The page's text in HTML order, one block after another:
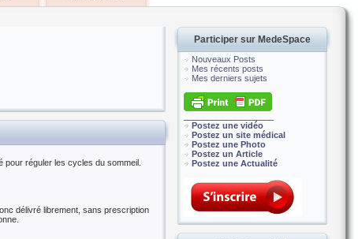
pour réguler les cycles du sommeil.
délivré librement, sans prescription
Participer sur MedeSpace
Nouveaux Posts
Mes récents posts
Mes derniers sujets
Postez une vidéo
Postez un site médical
Postez une Photo
Postez un Article
Postez une Actualité